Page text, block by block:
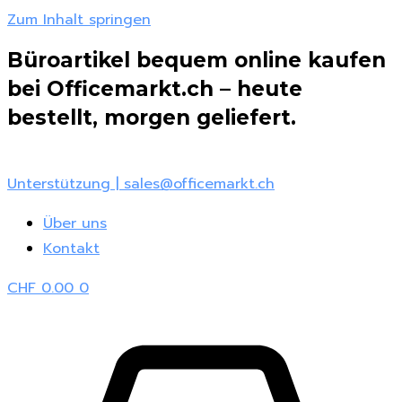
Zum Inhalt springen
Büroartikel bequem online kaufen
bei Officemarkt.ch – heute
bestellt, morgen geliefert.
Unterstützung | sales@officemarkt.ch
Über uns
Kontakt
CHF0.00 0